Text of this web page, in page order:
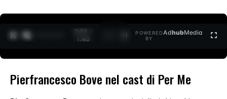
0:10 /
1:40
POWERED
BY
AdhubMedia
Pierfrancesco Bove nel cast di Per Me